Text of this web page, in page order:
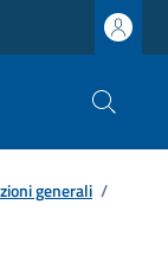
generali /